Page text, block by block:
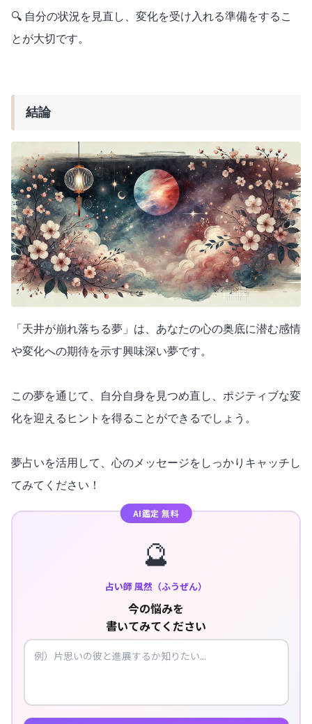
🔍 自分の状況を見直し、変化を受け入れる準備をするこ
とが大切です。
結論
「天井が崩れ落ちる夢」は、あなたの心の奥底に潜む感情
や変化への期待を示す興味深い夢です。
この夢を通じて、自分自身を見つめ直し、ポジティブな変
化を迎えるヒントを得ることができるでしょう。
夢占いを活用して、心のメッセージをしっかりキャッチし
てみてください！
AI鑑定 無料
🔮
占い師 風然（ふうぜん）
今の悩みを
書いてみてください